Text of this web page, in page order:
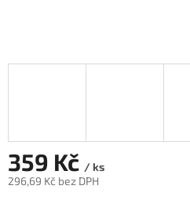
359 Kč / ks
296,69 Kč bez DPH